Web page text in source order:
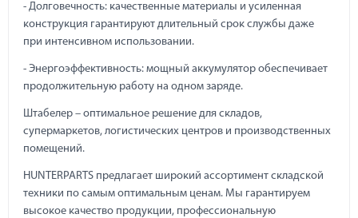
- Долговечность: качественные материалы и усиленная
конструкция гарантируют длительный срок службы даже
при интенсивном использовании.
- Энергоэффективность: мощный аккумулятор обеспечивает
продолжительную работу на одном заряде.
Штабелер – оптимальное решение для складов,
супермаркетов, логистических центров и производственных
помещений.
HUNTERPARTS предлагает широкий ассортимент складской
техники по самым оптимальным ценам. Мы гарантируем
высокое качество продукции, профессиональную